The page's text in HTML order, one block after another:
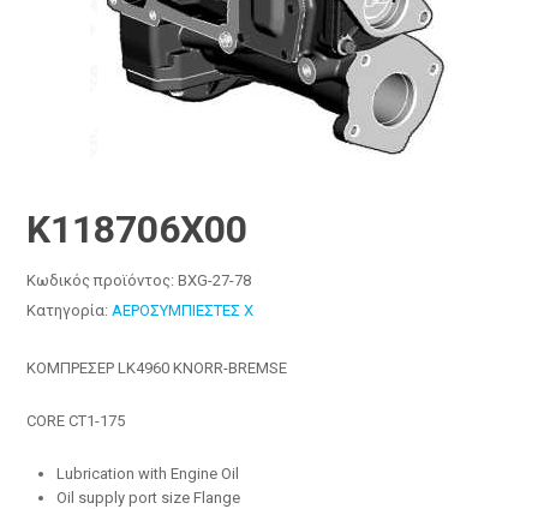
K118706X00
Κωδικός προϊόντος:BXG-27-78
Κατηγορία:ΑΕΡΟΣΥΜΠΙΕΣΤΕΣ X
ΚΟΜΠΡΕΣΕΡ LK4960 KNORR-BREMSE
CORE CT1-175
Lubrication with Engine Oil
Oil supply port size Flange